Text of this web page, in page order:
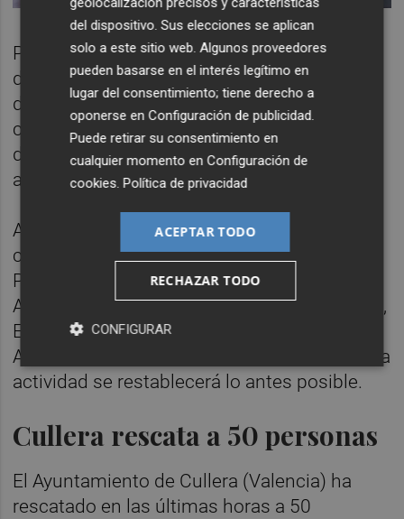
Pese a los efectos de la Dana, la Conselleria
de Sanidad ha informado de que los centros
de salud de la ciudad de València funcionan
con normalidad, mientras que varios puntos
de atención del área metropolitana y
alrededores se encuentran cerrados.
Así, a primera hora de este miércoles los
centros de salud de Alfafar --incluido en
Punto de Atención Continuada--, Parque
Alcosa, Sedaví, Benetússer, Castellar, Pinedo,
El Saler, El Palmar, El Perellonet, Horno de
Alcedo y La Torre permanecerán cerrados. La
actividad se restablecerá lo antes posible.
Cullera rescata a 50 personas
El Ayuntamiento de Cullera (Valencia) ha
rescatado en las últimas horas a 50
del dispositivo. Sus elecciones se aplican
solo a este sitio web. Algunos proveedores
pueden basarse en el interés legítimo en
lugar del consentimiento; tiene derecho a
oponerse enConfiguración de publicidad.
Puede retirar su consentimiento en
cualquier momento enConfiguración de
cookies.Política de privacidad
ACEPTAR TODO
RECHAZAR TODO
CONFIGURAR